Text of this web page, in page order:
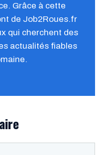
Grâce à cette
de Job2Roues.fr
qui cherchent des
actualités fiables